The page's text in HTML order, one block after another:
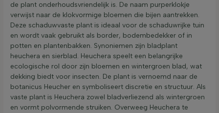
de plant onderhoudsvriendelijk is. De naam purperklokje
verwijst naar de klokvormige bloemen die bijen aantrekken.
Deze schaduwvaste plant is ideaal voor de schaduwrijke tuin
en wordt vaak gebruikt als border, bodembedekker of in
potten en plantenbakken. Synoniemen zijn bladplant
heuchera en sierblad. Heuchera speelt een belangrijke
ecologische rol door zijn bloemen en wintergroen blad, wat
dekking biedt voor insecten. De plant is vernoemd naar de
botanicus Heucher en symboliseert discretie en structuur. Als
vaste plant is Heuchera zowel bladverliezend als wintergroen
en vormt polvormende struiken. Overweeg Heuchera te